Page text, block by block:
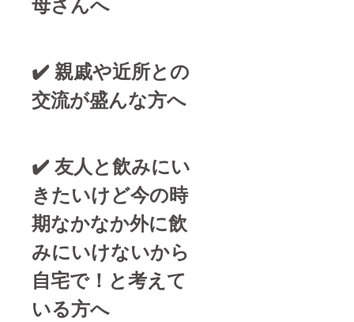
✔️ 親戚や近所との
交流が盛んな方へ
✔️ 友人と飲みにい
きたいけど今の時
期なかなか外に飲
みにいけないから
自宅で！と考えて
いる方へ